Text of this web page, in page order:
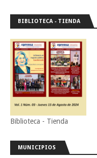
BIBLIOTECA - TIENDA
Biblioteca - Tienda
MUNICIPIOS